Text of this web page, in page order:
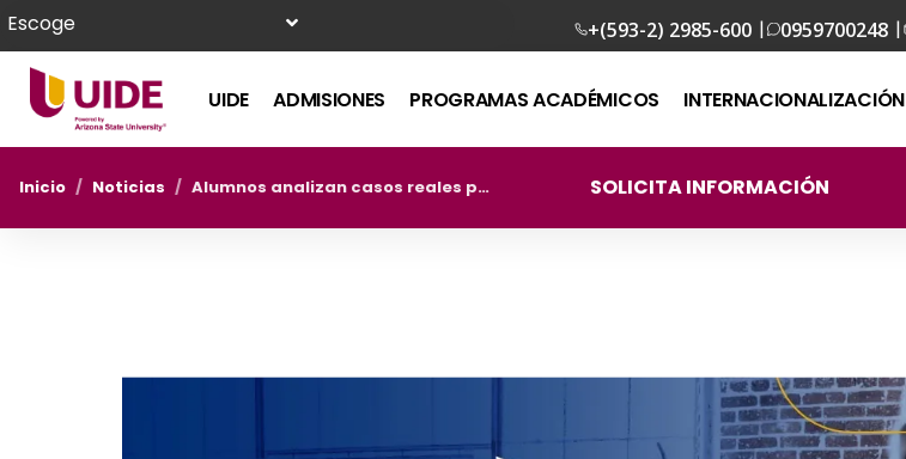
Escoge +(593-2) 2985-600 | 0959700248 |
UIDE ADMISIONES PROGRAMAS ACADÉMICOS INTERNACIONALIZACIÓN
Inicio / Noticias / Alumnos analizan casos reales para acercarse al día a día de su profesión SOLICITA INFORMACIÓN